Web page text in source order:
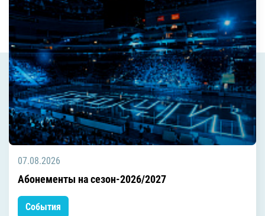
07.08.2026
Абонементы на сезон-2026/2027
События